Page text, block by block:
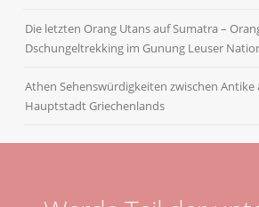
Die letzten Orang Utans auf Sumatra –
Dschungeltrekking im Gunung Leuser
Athen Sehenswürdigkeiten zwischen
Hauptstadt Griechenlands